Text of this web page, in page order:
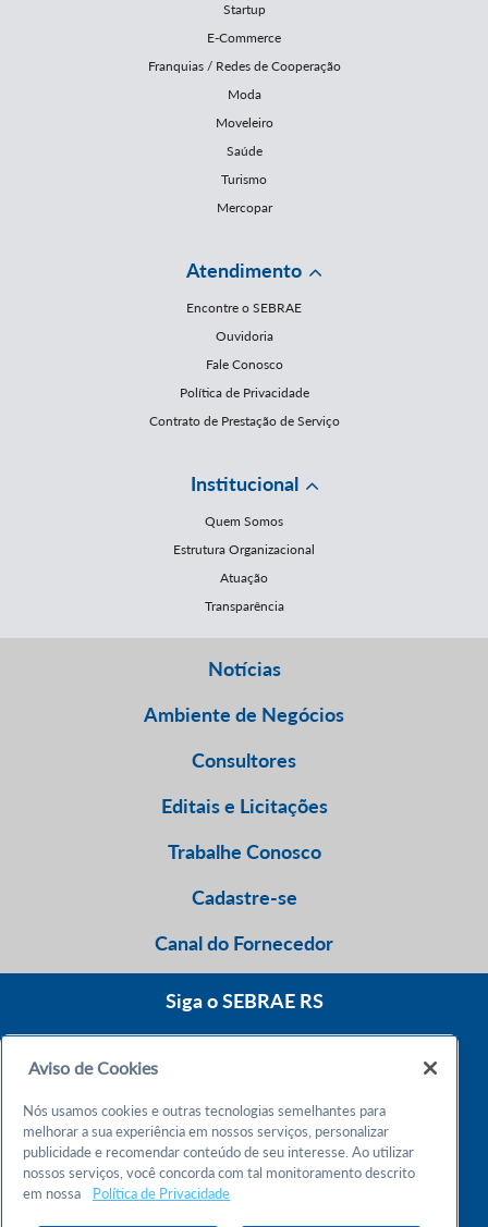
Startup
E-Commerce
Franquias / Redes de Cooperação
Moda
Moveleiro
Saúde
Turismo
Mercopar
Atendimento
Encontre o SEBRAE
Ouvidoria
Fale Conosco
Política de Privacidade
Contrato de Prestação de Serviço
Institucional
Quem Somos
Estrutura Organizacional
Atuação
Transparência
Notícias
Ambiente de Negócios
Consultores
Editais e Licitações
Trabalhe Conosco
Cadastre-se
Canal do Fornecedor
Siga o SEBRAE RS
Atendimento 24h
Chame no WhatsApp
Aviso de Cookies
Nós usamos cookies e outras tecnologias semelhantes para
melhorar a sua experiência em nossos serviços, personalizar
publicidade e recomendar conteúdo de seu interesse. Ao utilizar
nossos serviços, você concorda com tal monitoramento descrito
em nossa
Política de Privacidade